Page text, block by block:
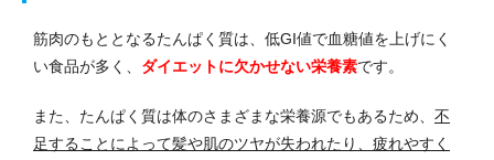
筋肉のもととなるたんぱく質は、低GI値で血糖値を上げにく
い食品が多く、 ダイエットに欠かせない栄養素です。
また、たんぱく質は体のさまざまな栄養源でもあるため、 不
足することによって髪や肌のツヤが失われたり、疲れやすく